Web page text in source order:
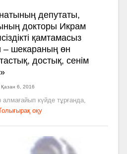
депутаты,
докторы Икрам
қамтамасыз
– шекараның өн
достық, сенім
Қазан 6, 2016
күйде тұрғанда,
оқу